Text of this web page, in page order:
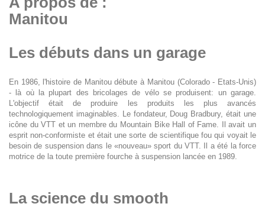
Manitou
Les débuts dans un garage
En 1986, l'histoire de Manitou débute à Manitou (Colorado - Etats-Unis)
- là où la plupart des bricolages de vélo se produisent: un garage.
L'objectif était de produire les produits les plus avancés
technologiquement imaginables. Le fondateur, Doug Bradbury, était une
icône du VTT et un membre du Mountain Bike Hall of Fame. Il avait un
esprit non-conformiste et était une sorte de scientifique fou qui voyait le
besoin de suspension dans le «nouveau» sport du VTT. Il a été la force
motrice de la toute première fourche à suspension lancée en 1989.
La science du smooth